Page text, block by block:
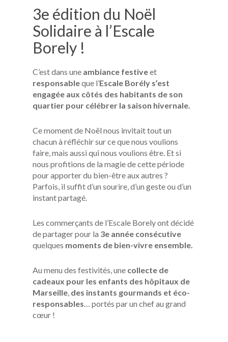
3e édition du Noël
Solidaire à l’Escale
Borely !
C’est dans une ambiance festiveet
responsableque l’Escale Borély s’est
engagée aux côtés des habitants de son
quartier pour célébrer la saison hivernale.
Ce moment de Noël nous invitait tout un
chacun à réfléchir sur ce que nous voulions
faire, mais aussi qui nous voulions être. Et si
nous profitions de la magie de cette période
pour apporter du bien-être aux autres ?
Parfois, il suffit d’un sourire, d’un geste ou d’un
instant partagé.
Les commerçants de l’Escale Borely ont décidé
de partager pour la 3e année consécutive
quelques moments de bien-vivre ensemble.
Au menu des festivités, une collecte de
cadeaux pour les enfants des hôpitaux de
Marseille, des instants gourmands et éco-
responsables … portés par un chef au grand
cœur !